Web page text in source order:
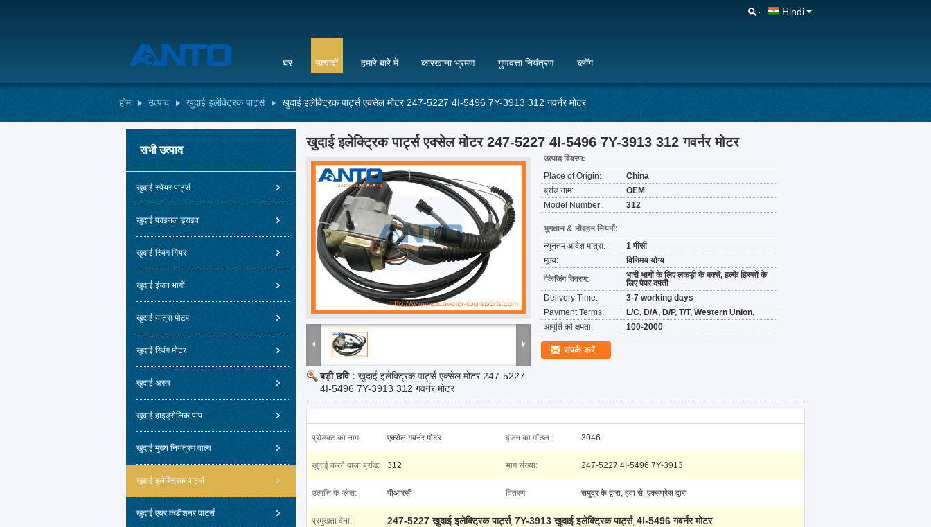
Hindi
घर उत्पादों हमारे बारे में कारखाना भ्रमण गुणवत्ता नियंत्रण ब्लॉग
होम उत्पाद खुदाई इलेक्ट्रिक पार्ट्स खुदाई इलेक्ट्रिक पार्ट्स एक्सेल मोटर 247-5227 4I-5496 7Y-3913 312 गवर्नर मोटर
सभी उत्पाद
खुदाई स्पेयर पार्ट्स
खुदाई फाइनल ड्राइव
खुदाई स्विंग गियर
खुदाई इंजन भागों
खुदाई यात्रा मोटर
खुदाई स्विंग मोटर
खुदाई असर
खुदाई हाइड्रोलिक पम्प
खुदाई मुख्य नियंत्रण वाल्व
खुदाई इलेक्ट्रिक पार्ट्स
खुदाई एयर कंडीशनर पार्ट्स
खुदाई इलेक्ट्रिक पार्ट्स एक्सेल मोटर 247-5227 4I-5496 7Y-3913 312 गवर्नर मोटर
बड़ी छवि : खुदाई इलेक्ट्रिक पार्ट्स एक्सेल मोटर 247-5227
4I-5496 7Y-3913 312 गवर्नर मोटर
उत्पाद विवरण:
Place of Origin:
China
ब्रांड नाम:
OEM
Model Number:
312
भुगतान & नौवहन नियमों:
न्यूनतम आदेश मात्रा:
1 पीसी
मूल्य:
विनिमय योग्य
पैकेजिंग विवरण:
भारी भागों के लिए लकड़ी के बक्से, हल्के हिस्सों के
लिए पेपर दफ़्ती
Delivery Time:
3-7 working days
Payment Terms:
L/C, D/A, D/P, T/T, Western Union,
आपूर्ति की क्षमता:
100-2000
संपर्क करें
प्रोडक्ट का नाम: एक्सेल गवर्नर मोटर इंजन का मॉडल: 3046
खुदाई करने वाला ब्रांड: 312 भाग संख्या: 247-5227 4I-5496 7Y-3913
उत्पत्ति के प्लेस: पीआरसी वितरण: समुद्र के द्वारा, हवा से, एक्सप्रेस द्वारा
प्रमुखता देना: 247-5227 खुदाई इलेक्ट्रिक पार्ट्स, 7Y-3913 खुदाई इलेक्ट्रिक पार्ट्स, 4I-5496 गवर्नर मोटर